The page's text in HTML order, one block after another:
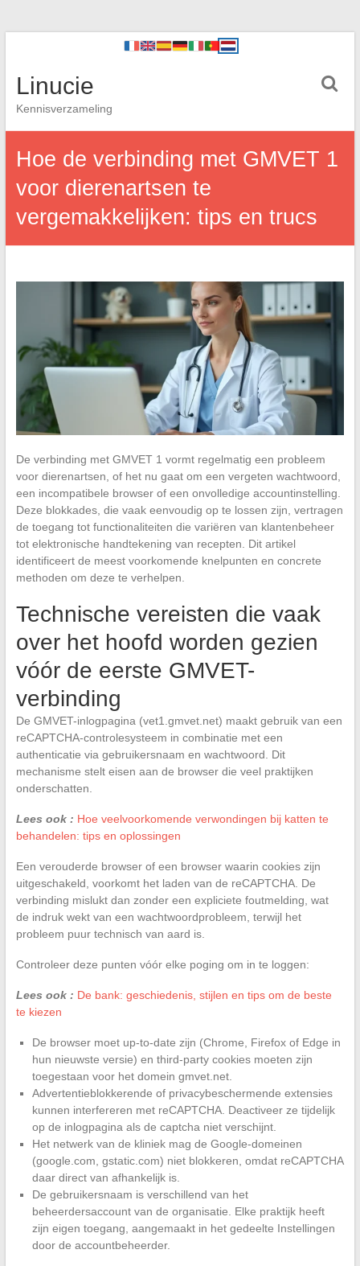
Linucie
Kennisverzameling
Hoe de verbinding met GMVET 1
voor dierenartsen te
vergemakkelijken: tips en trucs
De verbinding met GMVET 1 vormt regelmatig een probleem
voor dierenartsen, of het nu gaat om een vergeten wachtwoord,
een incompatibele browser of een onvolledige accountinstelling.
Deze blokkades, die vaak eenvoudig op te lossen zijn, vertragen
de toegang tot functionaliteiten die variëren van klantenbeheer
tot elektronische handtekening van recepten. Dit artikel
identificeert de meest voorkomende knelpunten en concrete
methoden om deze te verhelpen.
Technische vereisten die vaak
over het hoofd worden gezien
vóór de eerste GMVET-
verbinding
De GMVET-inlogpagina (vet1.gmvet.net) maakt gebruik van een
reCAPTCHA-controlesysteem in combinatie met een
authenticatie via gebruikersnaam en wachtwoord. Dit
mechanisme stelt eisen aan de browser die veel praktijken
onderschatten.
Lees ook : Hoe veelvoorkomende verwondingen bij katten te
behandelen: tips en oplossingen
Een verouderde browser of een browser waarin cookies zijn
uitgeschakeld, voorkomt het laden van de reCAPTCHA. De
verbinding mislukt dan zonder een expliciete foutmelding, wat
de indruk wekt van een wachtwoordprobleem, terwijl het
probleem puur technisch van aard is.
Controleer deze punten vóór elke poging om in te loggen:
Lees ook : De bank: geschiedenis, stijlen en tips om de beste
te kiezen
De browser moet up-to-date zijn (Chrome, Firefox of Edge in
hun nieuwste versie) en third-party cookies moeten zijn
toegestaan voor het domein gmvet.net.
Advertentieblokkerende of privacybeschermende extensies
kunnen interfereren met reCAPTCHA. Deactiveer ze tijdelijk
op de inlogpagina als de captcha niet verschijnt.
Het netwerk van de kliniek mag de Google-domeinen
(google.com, gstatic.com) niet blokkeren, omdat reCAPTCHA
daar direct van afhankelijk is.
De gebruikersnaam is verschillend van het
beheerdersaccount van de organisatie. Elke praktijk heeft
zijn eigen toegang, aangemaakt in het gedeelte Instellingen
door de accountbeheerder.